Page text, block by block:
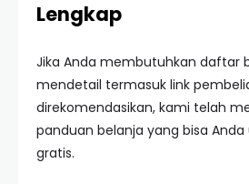
Lengkap
Jika Anda membutuhkan daftar
mendetail termasuk link
direkomendasikan, kami telah
panduan belanja yang bisa
gratis.